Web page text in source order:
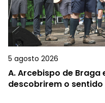
5 agosto 2026
A.Arcebispo de
descobrirem o sentido